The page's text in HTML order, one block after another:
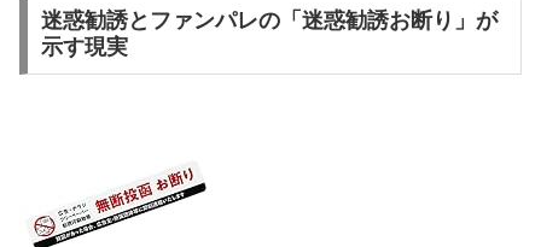
迷惑勧誘とファンパレの「迷惑勧誘お断り」が
示す現実